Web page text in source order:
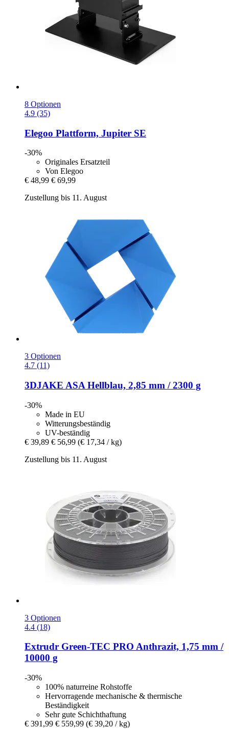
8 Optionen
4.9 (35)
Elegoo Plattform, Jupiter SE
-30%
Originales Ersatzteil
Von Elegoo
€ 48,99 € 69,99
Zustellung bis 11. August
3 Optionen
4.7 (11)
3DJAKE ASA Hellblau, 2,85 mm / 2300 g
-30%
Made in EU
Witterungsbeständig
UV-beständig
€ 39,89 € 56,99 (€ 17,34 / kg)
Zustellung bis 11. August
3 Optionen
4.4 (18)
Extrudr Green-​TEC PRO Anthrazit, 1,75 mm /
10000 g
-30%
100% naturreine Rohstoffe
Hervorragende mechanische & thermische
Beständigkeit
Sehr gute Schichthaftung
€ 391,99 € 559,99 (€ 39,20 / kg)